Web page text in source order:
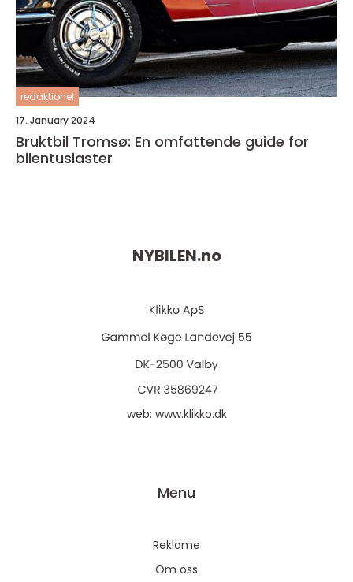
redaktionel
17. January 2024
Bruktbil Tromsø: En omfattende guide for
bilentusiaster
NYBILEN.no
web: www.klikko.dk
Menu
Reklame
Om oss